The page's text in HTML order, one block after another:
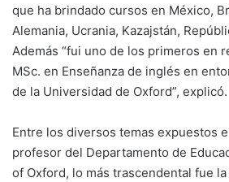
que ha brindado cursos en México,
Alemania, Ucrania, Kazajstán,
Además “fui uno de los primeros en
MSc. en Enseñanza de inglés en
de la Universidad de Oxford”, explicó.
Entre los diversos temas expuestos
profesor del Departamento de
of Oxford, lo más trascendental fue